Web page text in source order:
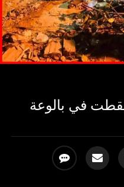
في بالوعة